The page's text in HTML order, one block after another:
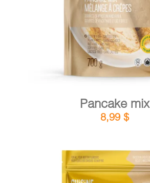
Pancake mix
8,99 $